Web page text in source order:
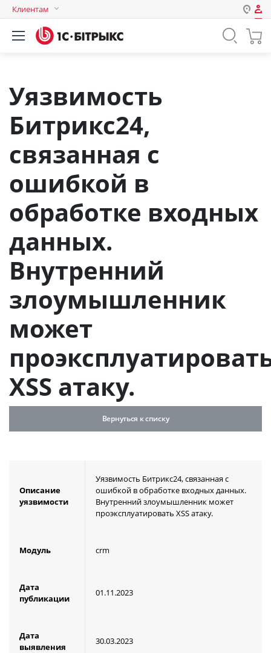
Клиентам
Авторизация
Логин
Пароль
Запомнить меня на этом
компьютере
или войдите с помощью
Уязвимость
Битрикс24,
связанная с
ошибкой в
обработке входных
данных.
Внутренний
злоумышленник
может
XSS атаку.
Вернуться к списку
Описание
уязвимости
Уязвимость Битрикс24, связанная с
ошибкой в обработке входных данных.
Внутренний злоумышленник может
проэксплуатировать XSS атаку.
Модуль crm
Дата
публикации
01.11.2023
Дата
выявления
30.03.2023